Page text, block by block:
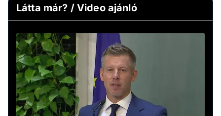
Látta már? / Video ajánló